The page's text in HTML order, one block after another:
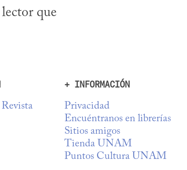
que
+ INFORMACIÓN
Privacidad
Encuéntranos en librerías
Sitios amigos
Tienda UNAM
Puntos Cultura UNAM